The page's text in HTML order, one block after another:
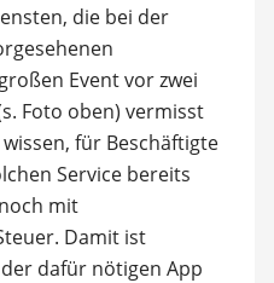
die bei der
Event vor zwei
Foto oben) vermisst
für Beschäftigte
Service bereits
mit
Damit ist
dafür nötigen App